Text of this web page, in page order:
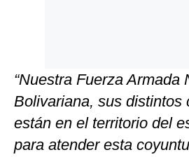
“Nuestra Fuerza Armada
Bolivariana, sus distintos
están en el territorio del
para atender esta